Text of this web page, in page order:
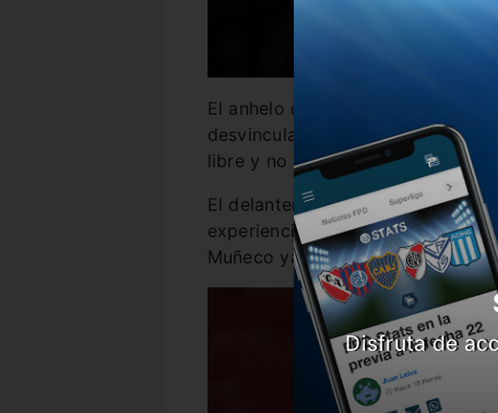
El anhelo del Palestra es
desvinculado del Atlético de
libre y no vería con malos ojos
El delantero nunca jugó en el
experiencia nada menos que en
Muñeco ya toma nota.
Disfruta de